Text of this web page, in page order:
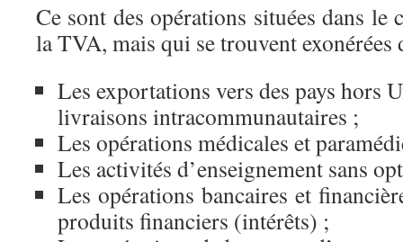
Ce sont des opérations situées dans le
la TVA, mais qui se trouvent
Les exportations vers des pays hors
livraisons intracommunautaires ;
Les opérations médicales et
Les activités d’enseignement sans
Les opérations bancaires et
produits financiers (intérêts) ;